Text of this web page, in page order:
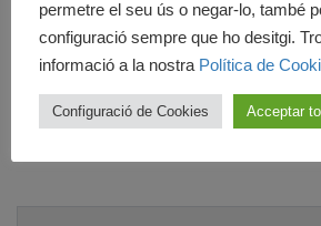
Previous post
per la Formació
Professional sanitària i
12/05/2019
permetre el seu ús o negar-lo, també
configuració sempre que ho desitgi.
informació a la nostra Política de
Configuració de Cookies Acceptar